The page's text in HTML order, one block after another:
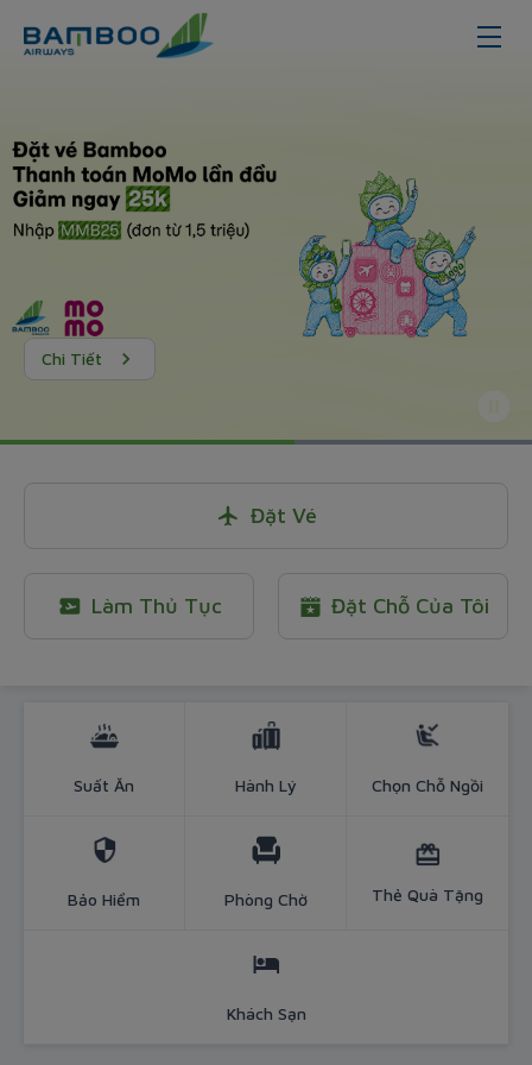
Chi Tiết
Đặt Vé
Làm Thủ Tục Đặt Chỗ Của Tôi
Suất Ăn Hành Lý Chọn Chỗ Ngồi
Bảo Hiểm Phòng Chờ Thẻ Quà Tặng
Khách Sạn